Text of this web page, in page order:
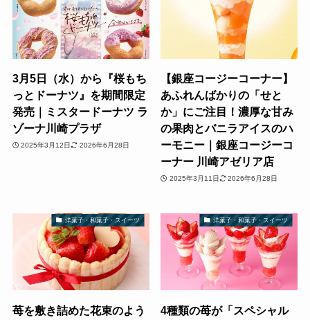
3月5日（水）から『桜もち
っとドーナツ』を期間限定
発売｜ミスタードーナツ ラ
ゾーナ川崎プラザ
2025年3月12日 2026年6月28日
【銀座コージーコーナー】
あふれんばかりの「せと
か」にご注目！濃厚な甘み
の果肉とバニラアイスのハ
ーモニー｜銀座コージーコ
ーナー 川崎アゼリア店
2025年3月11日 2026年6月28日
洋菓子・和菓子・スイーツ
苺を敷き詰めた花束のよう
洋菓子・和菓子・スイーツ
4種類の苺が「スペシャル